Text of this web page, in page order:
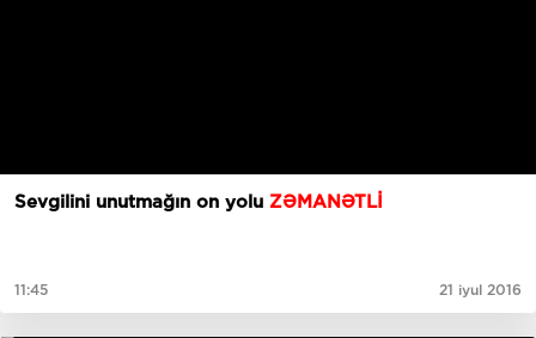
Sevgilini unutmağın on yolu ZƏMANƏTLİ
11:45 21 iyul 2016